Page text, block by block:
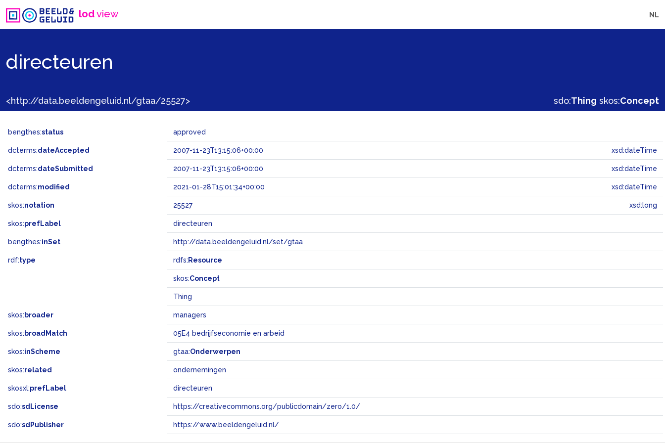
lodview NL
directeuren
<http://data.beeldengeluid.nl/gtaa/25527> sdo:Thing skos:Concept
bengthes:status approved
dcterms:dateAccepted 2007-11-23T13:15:06+00:00 xsd:dateTime
dcterms:dateSubmitted 2007-11-23T13:15:06+00:00 xsd:dateTime
dcterms:modified 2021-01-28T15:01:34+00:00 xsd:dateTime
skos:notation 25527 xsd:long
skos:prefLabel directeuren
bengthes:inSet http://data.beeldengeluid.nl/set/gtaa
rdf:type rdfs: Resource
skos:Concept
Thing
skos: broader managers
skos: broadMatch 05E4 bedrijfseconomie en arbeid
skos:inScheme gtaa:Onderwerpen
skos:related ondernemingen
skosxl:prefLabel directeuren
sdo:sdLicense https://creativecommons.org/publicdomain/zero/1.0/
sdo:sdPublisher https://www.beeldengeluid.nl/